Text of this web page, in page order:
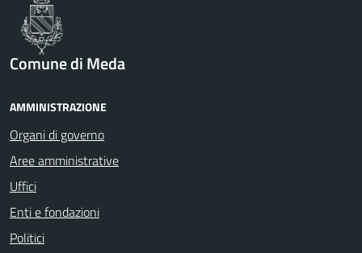
Comune di Meda
AMMINISTRAZIONE
Organi di governo
Aree amministrative
Uffici
Enti e fondazioni
Politici